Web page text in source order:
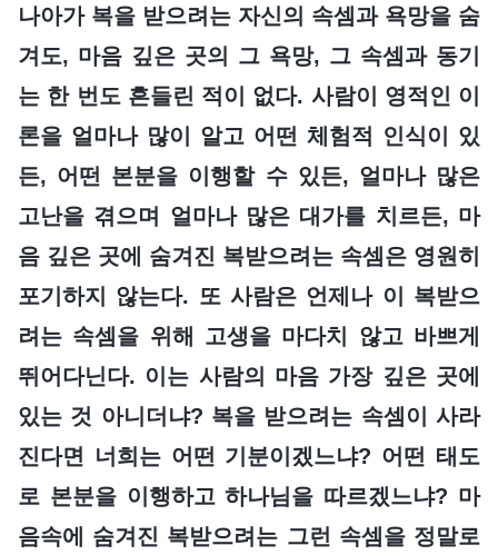
나아가 복을 받으려는 자신의 속셈과 욕망을 숨
겨도, 마음 깊은 곳의 그 욕망, 그 속셈과 동기
는 한 번도 흔들린 적이 없다. 사람이 영적인 이
론을 얼마나 많이 알고 어떤 체험적 인식이 있
든, 어떤 본분을 이행할 수 있든, 얼마나 많은
고난을 겪으며 얼마나 많은 대가를 치르든, 마
음 깊은 곳에 숨겨진 복받으려는 속셈은 영원히
포기하지 않는다. 또 사람은 언제나 이 복받으
려는 속셈을 위해 고생을 마다치 않고 바쁘게
뛰어다닌다. 이는 사람의 마음 가장 깊은 곳에
있는 것 아니더냐? 복을 받으려는 속셈이 사라
진다면 너희는 어떤 기분이겠느냐? 어떤 태도
로 본분을 이행하고 하나님을 따르겠느냐? 마
음속에 숨겨진 복받으려는 그런 속셈을 정말로